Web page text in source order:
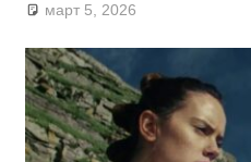
март 5, 2026